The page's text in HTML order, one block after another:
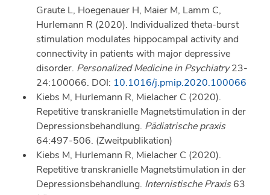
Graute L, Hoegenauer H, Maier M, Lamm C,
Hurlemann R (2020). Individualized theta-burst
stimulation modulates hippocampal activity and
connectivity in patients with major depressive
disorder. Personalized Medicine in Psychiatry23-
24:100066. DOI: 10.1016/j.pmip.2020.100066
Kiebs M, Hurlemann R, Mielacher C (2020).
Repetitive transkranielle Magnetstimulation in der
Depressionsbehandlung. Pädiatrische praxis
64:497-506. (Zweitpublikation)
Kiebs M, Hurlemann R, Mielacher C (2020).
Repetitive transkranielle Magnetstimulation in der
Depressionsbehandlung. Internistische Praxis63